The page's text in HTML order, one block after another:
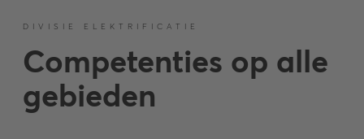
DIVISIE ELEKTRIFICATIE
Competenties op alle
gebieden